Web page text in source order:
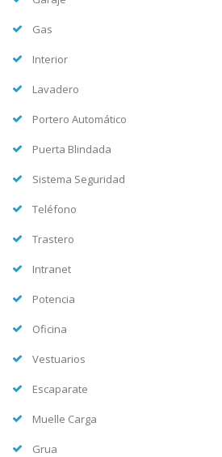
Gas
Interior
Lavadero
Portero Automático
Puerta Blindada
Sistema Seguridad
Teléfono
Trastero
Intranet
Potencia
Oficina
Vestuarios
Escaparate
Muelle Carga
Grua